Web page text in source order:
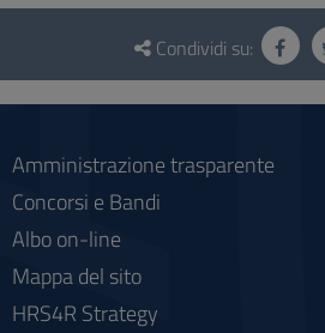
Questionario
social
Condividi su:
Amministrazione trasparente
Concorsi e Bandi
Albo on-line
Mappa del sito
HRS4R Strategy